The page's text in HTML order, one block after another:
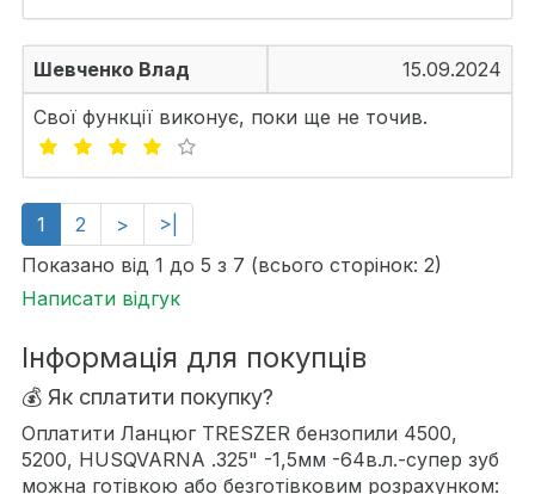
Шевченко Влад
15.09.2024
Свої функції виконує, поки ще не точив.
1 2 >
>|
Показано від 1 до 5 з 7 (всього сторінок: 2)
Написати відгук
Інформація для покупців
💰 Як сплатити покупку?
Оплатити Ланцюг TRESZER бензопили 4500,
5200, HUSQVARNA .325" -1,5мм -64в.л.-супер зуб
можна готівкою або безготівковим розрахунком: